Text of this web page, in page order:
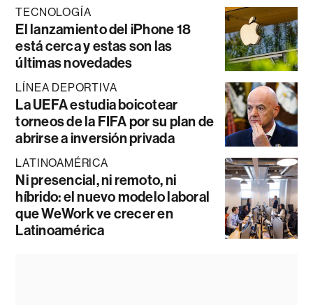
TECNOLOGÍA
El lanzamiento del iPhone 18
está cerca y estas son las
últimas novedades
LÍNEA DEPORTIVA
La UEFA estudia boicotear
torneos de la FIFA por su plan de
abrirse a inversión privada
LATINOAMÉRICA
Ni presencial, ni remoto, ni
híbrido: el nuevo modelo laboral
que WeWork ve crecer en
Latinoamérica